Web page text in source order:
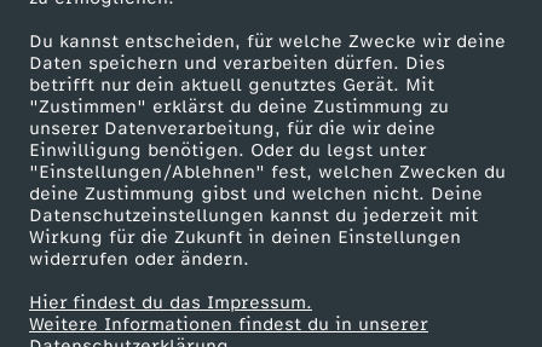
Du kannst entscheiden, für welche Zwecke wir deine
Daten speichern und verarbeiten dürfen. Dies
betrifft nur dein aktuell genutztes Gerät. Mit
"Zustimmen" erklärst du deine Zustimmung zu
unserer Datenverarbeitung, für die wir deine
Einwilligung benötigen. Oder du legst unter
"Einstellungen/Ablehnen" fest, welchen Zwecken du
deine Zustimmung gibst und welchen nicht. Deine
Datenschutzeinstellungen kannst du jederzeit mit
Wirkung für die Zukunft in deinen Einstellungen
widerrufen oder ändern.
Hier findest du das Impressum.
Weitere Informationen findest du in unserer
e
i
c
h
e
ZDF goes Schule
Werbefernsehen
Mainzelmännchen
Partner